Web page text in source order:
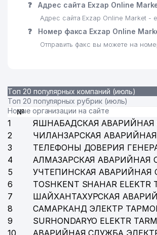
❓ Адрес сайта Exzap Online
Адрес сайта Exzap Online Market -
❓ Номер факса Exzap Online
Отправить факс вы можете на
Топ 20 популярных компаний (июль)
Топ 20 популярных рубрик (июль)
Новые организации на сайте
№
1 ЯШНАБАДСКАЯ АВАРИЙНАЯ
2
ЧИЛАНЗАРСКАЯ
3
ТЕЛЕФОНЫ ДОВЕРИЯ
4
АЛМАЗАРСКАЯ АВАРИЙНАЯ
5
УЧТЕПИНСКАЯ АВАРИЙНАЯ
6
TOSHKENT SHAHAR ELEKTR
7
ШАЙХАНТАХУРСКАЯ
8
САМАРКАНД ЭЛЕКТР
9
SURHONDARYO ELEKTR
10
АВАРИЙНАЯ СЛУЖБА